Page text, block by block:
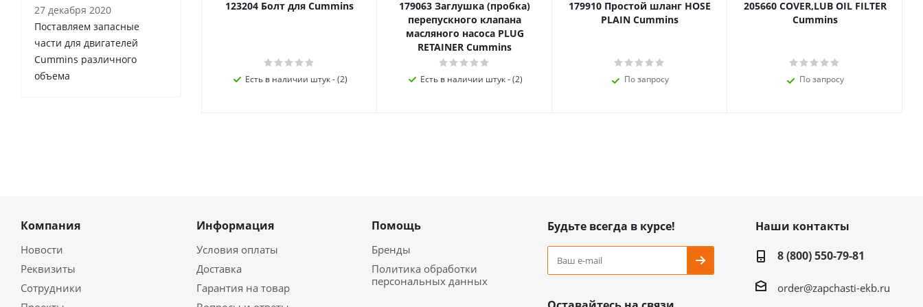
123204 Болт для Cummins
Есть в наличии штук - (2)
179063 Заглушка (пробка)
перепускного клапана
масляного насоса PLUG
RETAINER Cummins
Есть в наличии штук - (2)
179910 Простой шланг HOSE
PLAIN Cummins
По запросу
205660 COVER,LUB OIL FILTER
Cummins
По запросу
27 декабря 2020
Поставляем запасные
части для двигателей
Cummins различного
объема
Компания
Новости
Реквизиты
Сотрудники
Информация
Условия оплаты
Доставка
Гарантия на товар
Помощь
Бренды
Политика обработки
персональных данных
Будьте всегда в курсе!
Наши контакты
8 (800) 550-79-81
order@zapchasti-ekb.ru